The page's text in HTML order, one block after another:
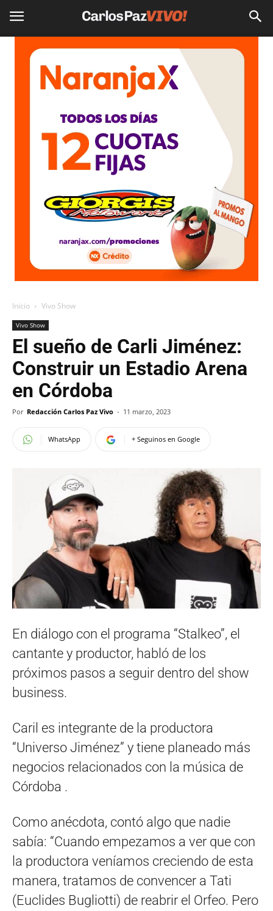
Inicio Vivo Show
Vivo Show
El sueño de Carli Jiménez:
Construir un Estadio Arena
en Córdoba
Por Redacción Carlos Paz Vivo - 11 marzo, 2023
WhatsApp + Seguinos en Google
En diálogo con el programa “Stalkeo”, el
cantante y productor, habló de los
próximos pasos a seguir dentro del show
business.
Caril es integrante de la productora
“Universo Jiménez” y tiene planeado más
negocios relacionados con la música de
Córdoba .
Como anécdota, contó algo que nadie
sabía: “Cuando empezamos a ver que con
la productora veníamos creciendo de esta
manera, tratamos de convencer a Tati
(Euclides Bugliotti) de reabrir el Orfeo. Pero